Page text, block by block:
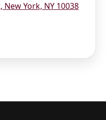
New York, NY 10038